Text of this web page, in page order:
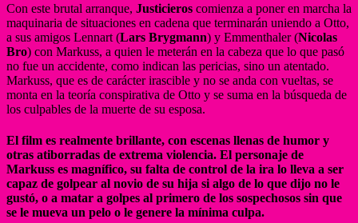
Con este brutal arranque, Justicieros comienza a poner en marcha la
maquinaria de situaciones en cadena que terminarán uniendo a Otto,
a sus amigos Lennart (Lars Brygmann) y Emmenthaler (Nicolas
Bro) con Markuss, a quien le meterán en la cabeza que lo que pasó
no fue un accidente, como indican las pericias, sino un atentado.
Markuss, que es de carácter irascible y no se anda con vueltas, se
monta en la teoría conspirativa de Otto y se suma en la búsqueda de
los culpables de la muerte de su esposa.
El film es realmente brillante, con escenas llenas de humor y
otras atiborradas de extrema violencia. El personaje de
Markuss es magnífico, su falta de control de la ira lo lleva a ser
capaz de golpear al novio de su hija si algo de lo que dijo no le
gustó, o a matar a golpes al primero de los sospechosos sin que
se le mueva un pelo o le genere la mínima culpa.